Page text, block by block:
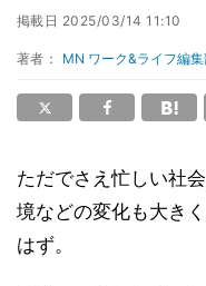
掲載日 2025/03/14 11:10
著者： MN ワーク&ライフ編
ただでさえ忙しい社
境などの変化も大き
はず。